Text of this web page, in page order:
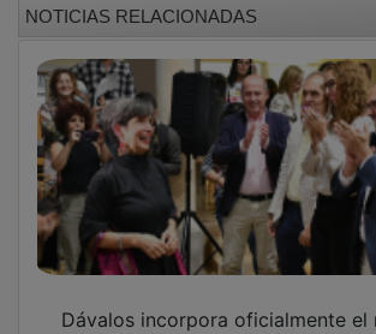
NOTICIAS RELACIONADAS
Dávalos incorpora oficialmente el